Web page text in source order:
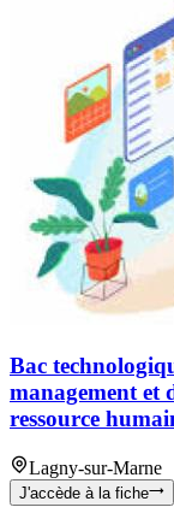
Bac
management et
ressource
Lagny-sur-Marne
J'accède à la fiche